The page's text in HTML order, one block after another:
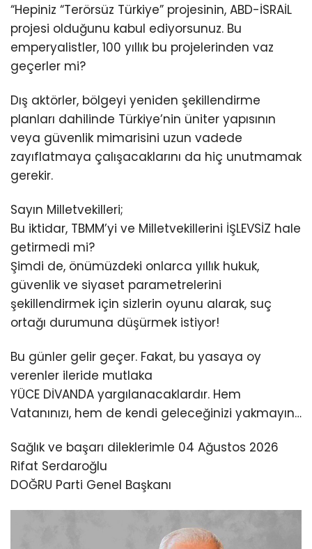
“Hepiniz “Terörsüz Türkiye” projesinin, ABD-İSRAİL
projesi olduğunu kabul ediyorsunuz. Bu
emperyalistler, 100 yıllık bu projelerinden vaz
geçerler mi?
Dış aktörler, bölgeyi yeniden şekillendirme
planları dahilinde Türkiye’nin üniter yapısının
veya güvenlik mimarisini uzun vadede
zayıflatmaya çalışacaklarını da hiç unutmamak
gerekir.
Sayın Milletvekilleri;
Bu iktidar, TBMM’yi ve Milletvekillerini İŞLEVSİZ hale
getirmedi mi?
Şimdi de, önümüzdeki onlarca yıllık hukuk,
güvenlik ve siyaset parametrelerini
şekillendirmek için sizlerin oyunu alarak, suç
ortağı durumuna düşürmek istiyor!
Bu günler gelir geçer. Fakat, bu yasaya oy
verenler ileride mutlaka
YÜCE DİVANDA yargılanacaklardır. Hem
Vatanınızı, hem de kendi geleceğinizi yakmayın…
Sağlık ve başarı dileklerimle 04 Ağustos 2026
Rifat Serdaroğlu
DOĞRU Parti Genel Başkanı